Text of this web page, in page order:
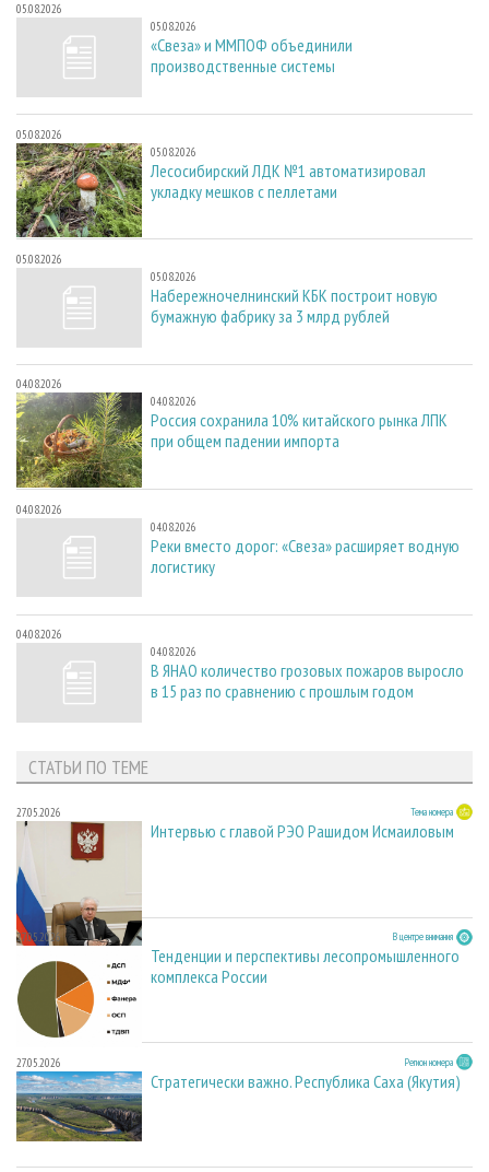
05.08.2026
05.08.2026
«Свеза» и ММПОФ объединили
производственные системы
05.08.2026
05.08.2026
Лесосибирский ЛДК №1 автоматизировал
укладку мешков с пеллетами
05.08.2026
05.08.2026
Набережночелнинский КБК построит новую
бумажную фабрику за 3 млрд рублей
04.08.2026
04.08.2026
Россия сохранила 10% китайского рынка ЛПК
при общем падении импорта
04.08.2026
04.08.2026
Реки вместо дорог: «Свеза» расширяет водную
логистику
04.08.2026
04.08.2026
В ЯНАО количество грозовых пожаров выросло
в 15 раз по сравнению с прошлым годом
СТАТЬИ ПО ТЕМЕ
27.05.2026 Тема номера
Интервью с главой РЭО Рашидом Исмаиловым
27.05.2026 В центре внимания
Тенденции и перспективы лесопромышленного
комплекса России
27.05.2026 Регион номера
Стратегически важно. Республика Саха (Якутия)